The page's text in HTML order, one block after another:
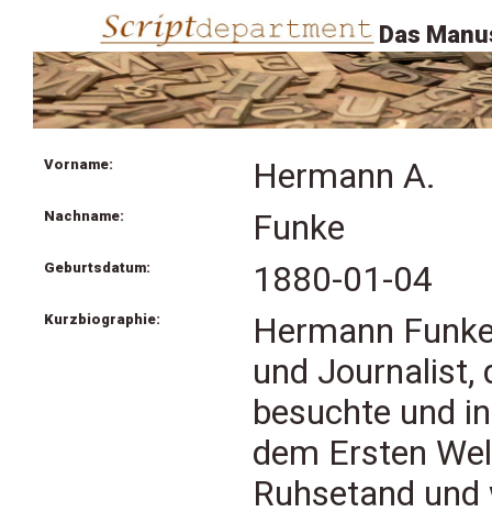
Das
Vorname: Hermann A.
Nachname: Funke
Geburtsdatum: 1880-01-04
Kurzbiographie:
Hermann
und Journalist,
besuchte und
dem Ersten
Ruhsetand